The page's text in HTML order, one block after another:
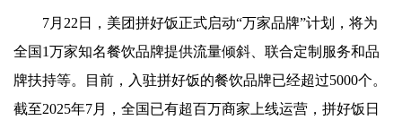
7月22日，美团拼好饭正式启动“万家品牌”计划，将为
全国1万家知名餐饮品牌提供流量倾斜、联合定制服务和品
牌扶持等。目前，入驻拼好饭的餐饮品牌已经超过5000个。
截至2025年7月，全国已有超百万商家上线运营，拼好饭日